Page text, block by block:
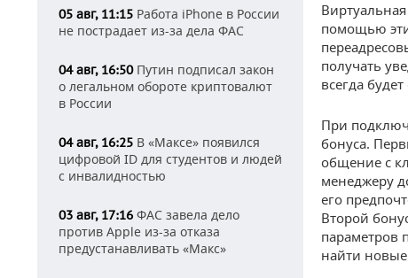
05 авг, 11:15 Работа iPhone в России
не пострадает из-за дела ФАС
04 авг, 16:50Путин подписал закон
о легальном обороте криптовалют
в России
04 авг, 16:25 В «Максе» появился
цифровой ID для студентов и людей
с инвалидностью
03 авг, 17:16 ФАС завела дело
против Apple из-за отказа
предустанавливать «Макс»
помощью
получать
всегда
При
бонуса.
общение с
менеджеру
его
Второй
параметров
найти новые